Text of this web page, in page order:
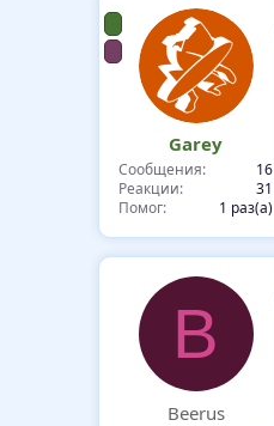
Garey
Сообщения
16
Реакции
31
Помог
1 раз(а)
B
Beerus